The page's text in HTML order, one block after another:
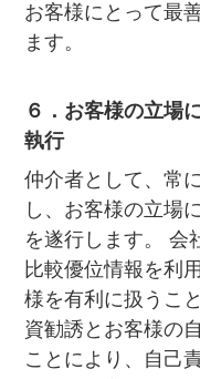
お客様にとって最
ます。
６．お客様の立場
執行
仲介者として、常
し、お客様の立場
を遂行します。 会
比較優位情報を利
様を有利に扱うこ
資勧誘とお客様の
ことにより、自己